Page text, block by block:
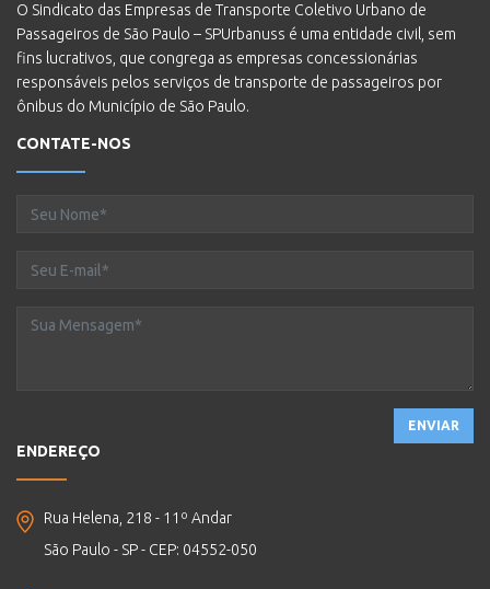
O Sindicato das Empresas de Transporte Coletivo Urbano de
Passageiros de São Paulo – SPUrbanuss é uma entidade civil, sem
fins lucrativos, que congrega as empresas concessionárias
responsáveis pelos serviços de transporte de passageiros por
ônibus do Município de São Paulo.
CONTATE-NOS
ENVIAR
ENDEREÇO
Rua Helena, 218 - 11º Andar
São Paulo - SP - CEP: 04552-050